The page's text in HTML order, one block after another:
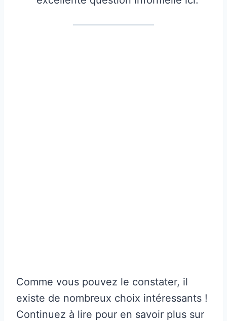
Comme vous pouvez le constater, il
existe de nombreux choix intéressants !
Continuez à lire pour en savoir plus sur